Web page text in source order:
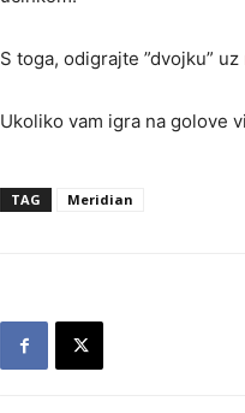
S toga, odigrajte ”dvojku” uz
Ukoliko vam igra na golove
TAG Meridian